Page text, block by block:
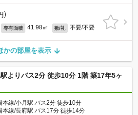
専有面積 41.98㎡ 敷/礼 不要/不要
かの部屋を表示
よりバス2分 徒歩10分 1階 築17年5ヶ
本線/小月駅 バス2分 徒歩10分
本線/長府駅 バス17分 徒歩14分